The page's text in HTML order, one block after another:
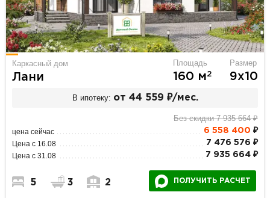
Каркасный дом
Лани
Площадь
160 м2
Размер
9х10
В ипотеку: от 44 559 ₽/мес.
Без скидки 7 935 664 ₽
цена сейчас 6 558 400 ₽
Цена с 16.08 7 476 576 ₽
Цена с 31.08 7 935 664 ₽
5 3 2 ПОЛУЧИТЬ РАСЧЕТ